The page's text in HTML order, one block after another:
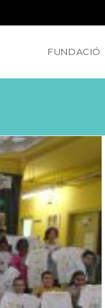
FUNDACIÓ